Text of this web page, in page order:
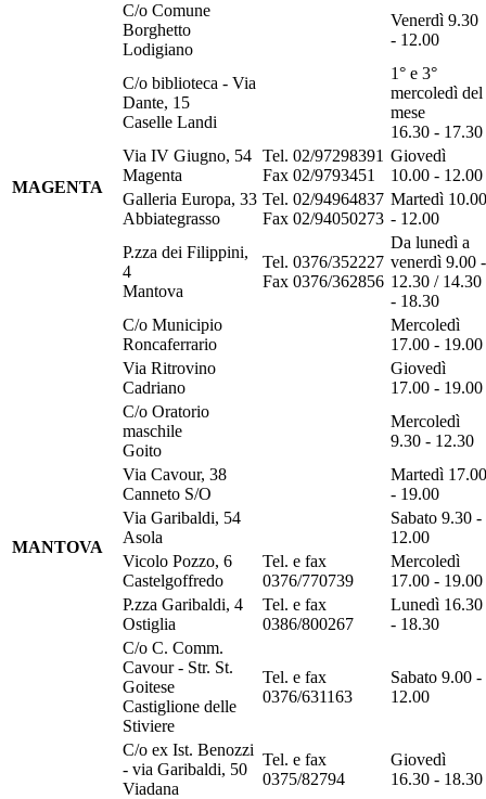
C/o Comune
Borghetto
Lodigiano
Venerdì 9.30
- 12.00
C/o biblioteca - Via
Dante, 15
Caselle Landi
1° e 3°
mercoledì del
mese
16.30 - 17.30
MAGENTA
Via IV Giugno, 54
Magenta
Tel. 02/97298391
Fax 02/9793451
Giovedì
10.00 - 12.00
Galleria Europa, 33
Abbiategrasso
Tel. 02/94964837
Fax 02/94050273
Martedì 10.00
- 12.00
MANTOVA
P.zza dei Filippini,
4
Mantova
Tel. 0376/352227
Fax 0376/362856
Da lunedì a
venerdì 9.00 -
12.30 / 14.30
- 18.30
C/o Municipio
Roncaferrario
Mercoledì
17.00 - 19.00
Via Ritrovino
Cadriano
Giovedì
17.00 - 19.00
C/o Oratorio
maschile
Goito
Mercoledì
9.30 - 12.30
Via Cavour, 38
Canneto S/O
Martedì 17.00
- 19.00
Via Garibaldi, 54
Asola
Sabato 9.30 -
12.00
Vicolo Pozzo, 6
Castelgoffredo
Tel. e fax
0376/770739
Mercoledì
17.00 - 19.00
P.zza Garibaldi, 4
Ostiglia
Tel. e fax
0386/800267
Lunedì 16.30
- 18.30
C/o C. Comm.
Cavour - Str. St.
Goitese
Castiglione delle
Stiviere
Tel. e fax
0376/631163
Sabato 9.00 -
12.00
C/o ex Ist. Benozzi
- via Garibaldi, 50
Viadana
Tel. e fax
0375/82794
Giovedì
16.30 - 18.30